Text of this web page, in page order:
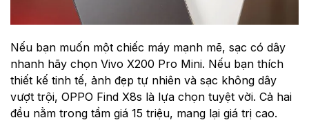
Nếu bạn muốn một chiếc máy mạnh mẽ, sạc có dây
nhanh hãy chọn Vivo X200 Pro Mini. Nếu bạn thích
thiết kế tinh tế, ảnh đẹp tự nhiên và sạc không dây
vượt trội, OPPO Find X8s là lựa chọn tuyệt vời. Cả hai
đều nằm trong tầm giá 15 triệu, mang lại giá trị cao.